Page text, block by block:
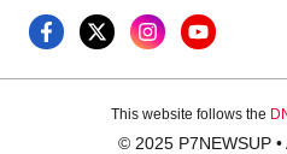
This website follows the
© 2025 P7NEWSUP